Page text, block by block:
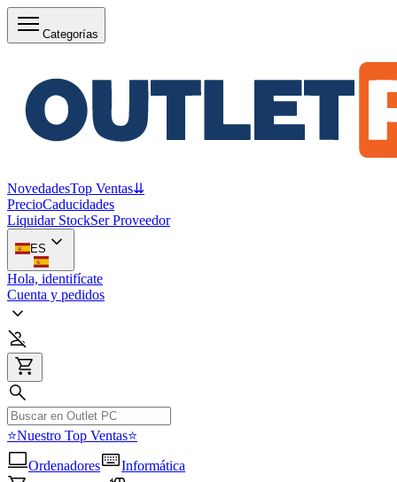
Categorías
NovedadesTop Ventas⇊
PrecioCaducidades
Liquidar StockSer Proveedor
ES
Hola, identifícate
Cuenta y pedidos
⭐Nuestro Top Ventas⭐
Ordenadores
Informática